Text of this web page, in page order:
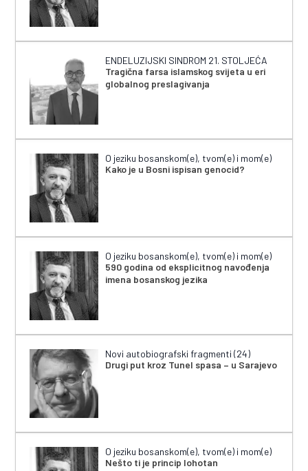
ENDELUZIJSKI SINDROM 21. STOLJEĆA
Tragična farsa islamskog svijeta u eri
globalnog preslagivanja
O jeziku bosanskom(e), tvom(e) i mom(e)
Kako je u Bosni ispisan genocid?
O jeziku bosanskom(e), tvom(e) i mom(e)
590 godina od eksplicitnog navođenja
imena bosanskog jezika
Novi autobiografski fragmenti (24)
Drugi put kroz Tunel spasa – u Sarajevo
O jeziku bosanskom(e), tvom(e) i mom(e)
Nešto ti je princip lohotan